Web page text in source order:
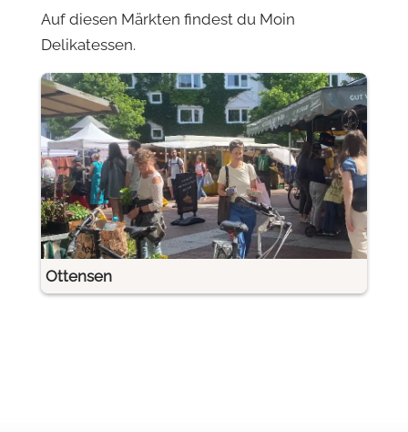
Auf diesen Märkten findest du Moin
Delikatessen.
Ottensen